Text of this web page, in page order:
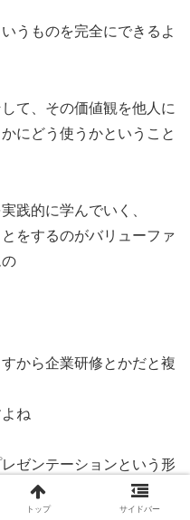
うものを完全にできるよ
て、その価値観を他人に
にどう使うかということ
践的に学んでいく、
をするのがバリューファ
から企業研修とかだと複
ね
ゼンテーションという形
トップ サイドバー